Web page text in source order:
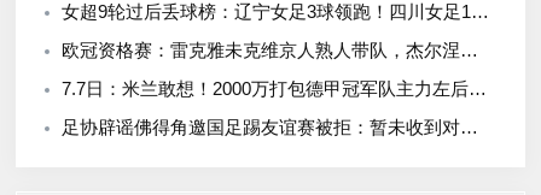
女超9轮过后丢球榜：辽宁女足3球领跑！四川女足17球垫底！
欧冠资格赛：雷克雅未克维京人熟人带队，杰尔涅槃重生主帅被挖角
7.7日：米兰敢想！2000万打包德甲冠军队主力左后卫，竟把顶级球员的价值当成了菜市场
足协辟谣佛得角邀国足踢友谊赛被拒：暂未收到对方书面函件